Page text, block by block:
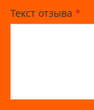
Текст отзыва *